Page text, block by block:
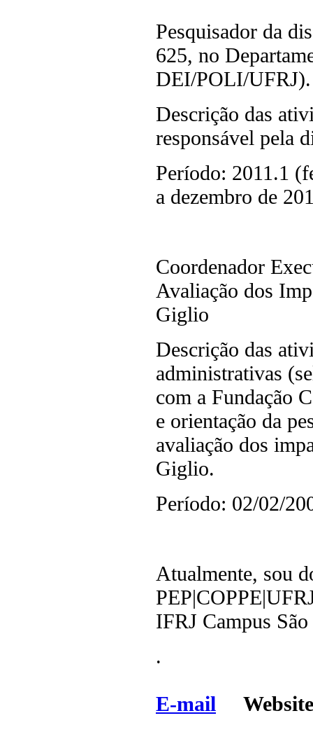
Pesquisador da
625, no
DEI/POLI/UFRJ).
Descrição das
responsável pela
Período: 2011.1
a dezembro de
Coordenador
Avaliação dos
Giglio
Descrição das
administrativas
com a Fundação
e orientação da
avaliação dos
Giglio.
Período: 02/02/
Atualmente, sou
IFRJ Campus
.
E-mail